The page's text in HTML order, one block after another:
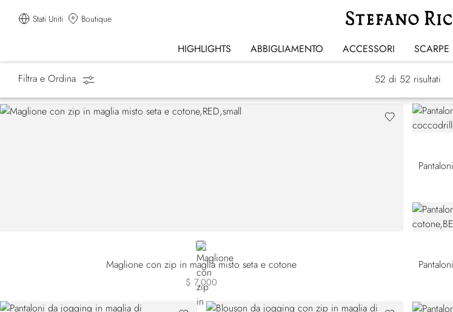
Stati Uniti Boutique
HIGHLIGHTS ABBIGLIAMENTO ACCESSORI SCARPE
Homepage Abbigliamento
Tute Sportive
Filtra e Ordina 52 di 52 risultati
RED
Maglione con zip in maglia misto seta e cotone
$ 7,000